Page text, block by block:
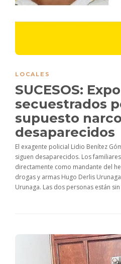
LOCALES
SUCESOS:
secuestrados
supuesto
desaparecidos
El exagente policial Lidio Benítez
siguen desaparecidos. Los
directamente como mandante del
drogas y armas Hugo Derlis
Urunaga. Las dos personas están